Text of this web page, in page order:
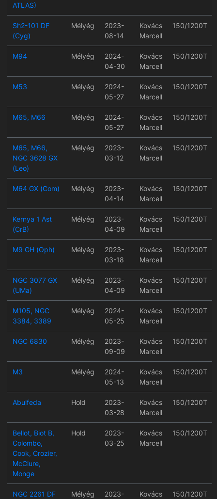
ATLAS)
Sh2-101 DF
(Cyg)
Mélyég
2023-
08-14
Kovács
Marcell
150/1200T
M94 Mélyég
2024-
04-30
Kovács
Marcell
150/1200T
M53 Mélyég
2024-
05-27
Kovács
Marcell
150/1200T
M65, M66 Mélyég
2024-
05-27
Kovács
Marcell
150/1200T
M65, M66,
NGC 3628 GX
(Leo)
Mélyég
2023-
03-12
Kovács
Marcell
150/1200T
M64 GX (Com) Mélyég
2023-
04-14
Kovács
Marcell
150/1200T
Kernya 1 Ast
(CrB)
Mélyég
2023-
04-09
Kovács
Marcell
150/1200T
M9 GH (Oph) Mélyég
2023-
03-18
Kovács
Marcell
150/1200T
NGC 3077 GX
(UMa)
Mélyég
2023-
04-09
Kovács
Marcell
150/1200T
M105, NGC
3384, 3389
Mélyég
2024-
05-25
Kovács
Marcell
150/1200T
NGC 6830 Mélyég
2023-
09-09
Kovács
Marcell
150/1200T
M3 Mélyég
2024-
05-13
Kovács
Marcell
150/1200T
Abulfeda Hold
2023-
03-28
Kovács
Marcell
150/1200T
Bellot, Biot B,
Colombo,
Cook, Crozier,
McClure,
Monge
Hold
2023-
03-25
Kovács
Marcell
150/1200T
NGC 2261 DF
Mélyég
2023-
Kovács
150/1200T